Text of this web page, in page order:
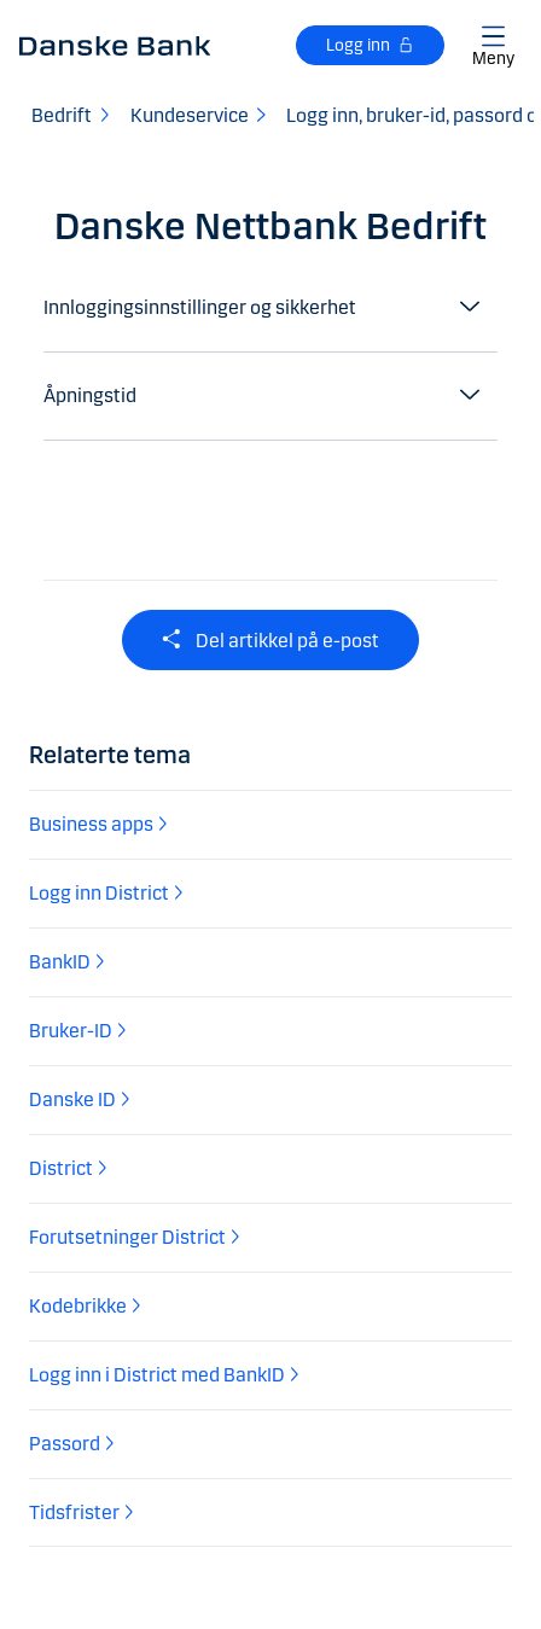
Logg inn
Meny
Bedrift Kundeservice Logg inn, bruker-id, passord
Danske Nettbank Bedrift
Innloggingsinnstillinger og sikkerhet
Åpningstid
Del artikkel på e-post
Relaterte tema
Business apps
Logg inn District
BankID
Bruker-ID
Danske ID
District
Forutsetninger District
Kodebrikke
Logg inn i District med BankID
Passord
Tidsfrister